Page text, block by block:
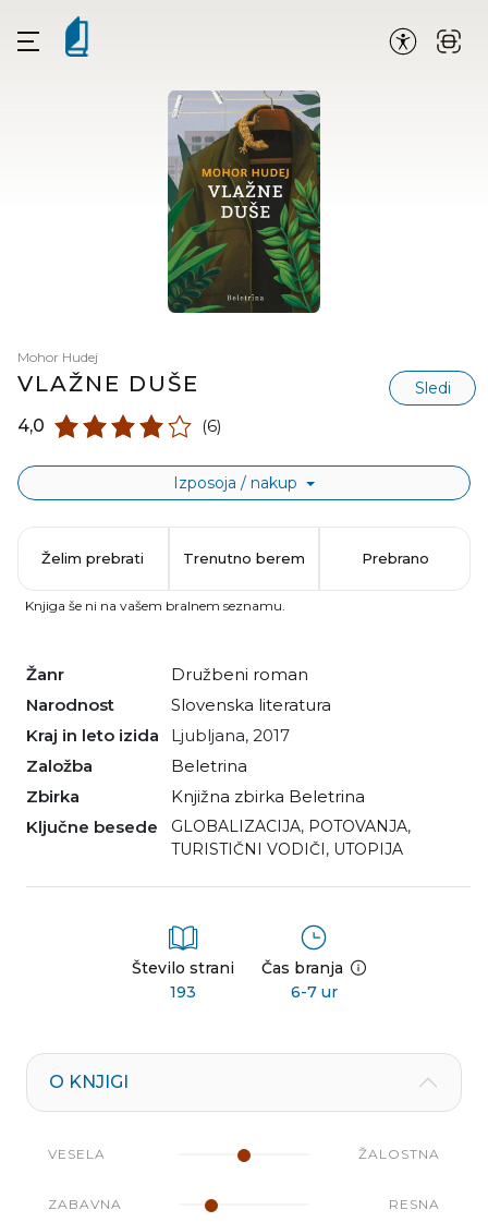
Mohor Hudej
VLAŽNE DUŠE Sledi
4,0 (6)
Izposoja / nakup
Žanr
družbeni roman
Narodnost
slovenska literatura
Kraj in leto izida
Ljubljana, 2017
Založba
Beletrina
Zbirka
Knjižna zbirka Beletrina
Ključne besede
GLOBALIZACIJA, POTOVANJA,
TURISTIČNI VODIČI, UTOPIJA
Število strani
193
Čas branja
6-7 ur
Želim prebrati Trenutno berem Prebrano
Knjiga še ni na vašem bralnem seznamu.
O KNJIGI
VESELA ŽALOSTNA
ZABAVNA RESNA